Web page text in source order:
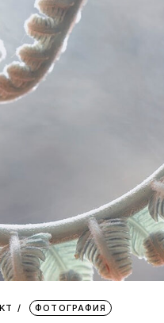
ФОТОГРАФИЯ